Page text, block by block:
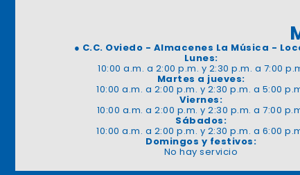
● C.C. Oviedo - Almacenes La Música -
Lunes:
10:00 a.m. a 2:00 p.m. y 2:30 p.m. a 7:00
Martes a jueves:
10:00 a.m. a 2:00 p.m. y 2:30 p.m. a 5:00
Viernes:
10:00 a.m. a 2:00 p.m. y 2:30 p.m. a 7:00
Sábados:
10:00 a.m. a 2:00 p.m. y 2:30 p.m. a 6:00
Domingos y festivos:
No hay servicio